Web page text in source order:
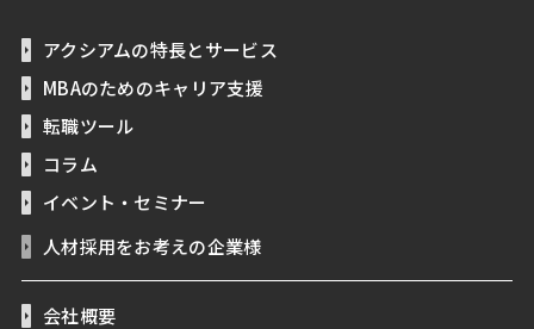
アクシアムの特長とサービス
MBAのためのキャリア支援
転職ツール
コラム
イベント・セミナー
人材採用をお考えの企業様
会社概要